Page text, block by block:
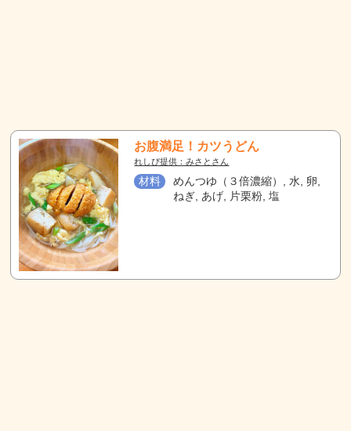
お腹満足！カツうどん
れしぴ提供：みさとさん
材料
めんつゆ（３倍濃縮）, 水, 卵,
ねぎ, あげ, 片栗粉, 塩